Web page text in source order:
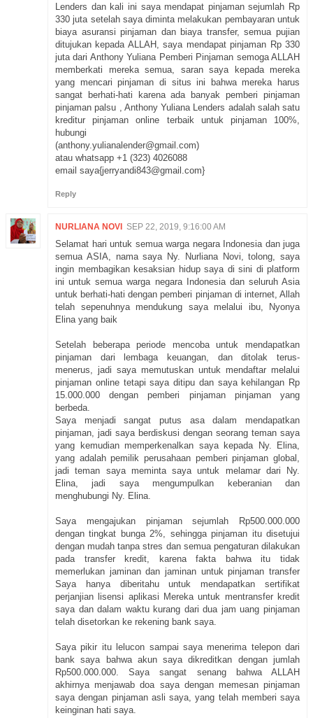
Lenders dan kali ini saya mendapat pinjaman sejumlah Rp
330 juta setelah saya diminta melakukan pembayaran untuk
biaya asuransi pinjaman dan biaya transfer, semua pujian
ditujukan kepada ALLAH, saya mendapat pinjaman Rp 330
juta dari Anthony Yuliana Pemberi Pinjaman semoga ALLAH
memberkati mereka semua, saran saya kepada mereka
yang mencari pinjaman di situs ini bahwa mereka harus
sangat berhati-hati karena ada banyak pemberi pinjaman
pinjaman palsu , Anthony Yuliana Lenders adalah salah satu
kreditur pinjaman online terbaik untuk pinjaman 100%,
hubungi
(anthony.yulianalender@gmail.com)
atau whatsapp +1 (323) 4026088
email saya{jerryandi843@gmail.com}
Reply
NURLIANA NOVI SEP 22, 2019, 9:16:00 AM
Selamat hari untuk semua warga negara Indonesia dan juga
semua ASIA, nama saya Ny. Nurliana Novi, tolong, saya
ingin membagikan kesaksian hidup saya di sini di platform
ini untuk semua warga negara Indonesia dan seluruh Asia
untuk berhati-hati dengan pemberi pinjaman di internet, Allah
telah sepenuhnya mendukung saya melalui ibu, Nyonya
Elina yang baik
Setelah beberapa periode mencoba untuk mendapatkan
pinjaman dari lembaga keuangan, dan ditolak terus-
menerus, jadi saya memutuskan untuk mendaftar melalui
pinjaman online tetapi saya ditipu dan saya kehilangan Rp
15.000.000 dengan pemberi pinjaman pinjaman yang
berbeda.
Saya menjadi sangat putus asa dalam mendapatkan
pinjaman, jadi saya berdiskusi dengan seorang teman saya
yang kemudian memperkenalkan saya kepada Ny. Elina,
yang adalah pemilik perusahaan pemberi pinjaman global,
jadi teman saya meminta saya untuk melamar dari Ny.
Elina, jadi saya mengumpulkan keberanian dan
menghubungi Ny. Elina.
Saya mengajukan pinjaman sejumlah Rp500.000.000
dengan tingkat bunga 2%, sehingga pinjaman itu disetujui
dengan mudah tanpa stres dan semua pengaturan dilakukan
pada transfer kredit, karena fakta bahwa itu tidak
memerlukan jaminan dan jaminan untuk pinjaman transfer
Saya hanya diberitahu untuk mendapatkan sertifikat
perjanjian lisensi aplikasi Mereka untuk mentransfer kredit
saya dan dalam waktu kurang dari dua jam uang pinjaman
telah disetorkan ke rekening bank saya.
Saya pikir itu lelucon sampai saya menerima telepon dari
bank saya bahwa akun saya dikreditkan dengan jumlah
Rp500.000.000. Saya sangat senang bahwa ALLAH
akhirnya menjawab doa saya dengan memesan pinjaman
saya dengan pinjaman asli saya, yang telah memberi saya
keinginan hati saya.